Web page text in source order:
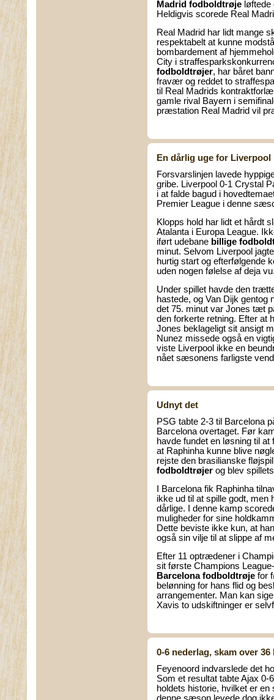
Madrid fodboldtrøje
Heldigvis scorede Real
Real Madrid har lidt mange
respektabelt at kunne
bombardement af
City i
fodboldtrøjer, har båret
fravær og reddet to
til Real Madrids
gamle rival Bayern i
præstation Real Madrid vil
En dårlig uge for Liverpool
Forsvarslinjen lavede
gribe. Liverpool 0-1 Crystal
i at falde bagud i
Premier League i denne
Klopps hold har lidt et hårdt
Atalanta i Europa League.
iført udebane billige
minut. Selvom Liverpool
hurtig start og efterfølgende
uden nogen følelse af deja
Under spillet havde den
hastede, og Van Dijk
det 75. minut var Jones tæt
den forkerte retning. Efter at
Jones beklageligt sit ansigt
Nunez missede også en
viste Liverpool ikke en
nået sæsonens farligste
Udnyt det
PSG tabte 2-3 til Barcelona
Barcelona overtaget. Før
havde fundet en løsning til
at Raphinha kunne blive
rejste den brasilianske
fodboldtrøjer og blev
I Barcelona fik Raphinha
ikke ud til at spille godt,
dårlige. I denne kamp
muligheder for sine
Dette beviste ikke kun, at
også sin vilje til at slippe af
Efter 11 optrædener i
sit første Champions
Barcelona fodboldtrøje for
belønning for hans flid og
arrangementer. Man kan
Xavis to udskiftninger er
0-6 nederlag, skam over
Feyenoord indvarslede det
Som et resultat tabte Ajax
holdets historie, hvilket er